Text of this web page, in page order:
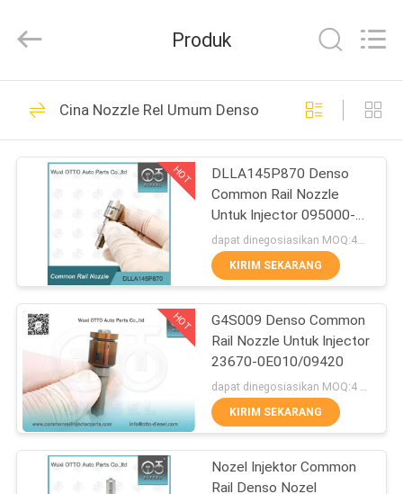
BERANDA
PRODUK
TENTANG
TUR
PABRIK
KONTROL
KUALITAS
HUBUNGI
AUTO
PARTS
Rights
Nozzle Rel Umum
Denso
225
Nozel Common Rail
Delphi
86
Produk
Cina Nozzle Rel Umum Denso
HOT
DLLA145P870 Denso
Common Rail Nozzle
Untuk Injector 095000-
560 #1465A041
dapat dinegosiasikan MOQ:4pcs
KIRIM SEKARANG
HOT
G4S009 Denso Common
Rail Nozzle Untuk Injector
23670-0E010/09420
KIRIM SEKARANG
Nozel Injektor Common
Rail Denso Nozel